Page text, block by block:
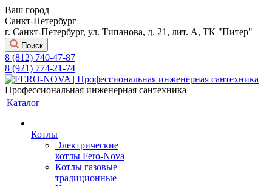
Ваш город
Санкт-Петербург
г. Санкт-Петербург, ул. Типанова, д. 21, лит. А, ТК "Питер"
Поиск
8 (812) 740-47-87
8 (921) 774-21-74
Профессиональная инженерная сантехника
Каталог
Котлы
Электрические
котлы Fero-Nova
Котлы газовые
традиционные